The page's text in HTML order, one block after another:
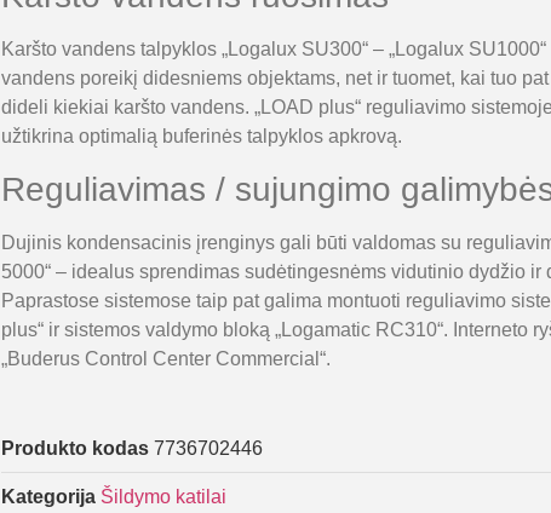
Karšto vandens talpyklos „Logalux SU300“ – „Logalux
vandens poreikį didesniems objektams, net ir tuomet, kai tuo
dideli kiekiai karšto vandens. „LOAD plus“ reguliavimo
užtikrina optimalią buferinės talpyklos apkrovą.
Reguliavimas / sujungimo
Dujinis kondensacinis įrenginys gali būti valdomas su
5000“ – idealus sprendimas sudėtingesnėms vidutinio dydžio ir
Paprastose sistemose taip pat galima montuoti reguliavimo
plus“ ir sistemos valdymo bloką „Logamatic RC310“. Interneto
„Buderus Control Center Commercial“.
Produkto kodas 7736702446
Kategorija Šildymo katilai